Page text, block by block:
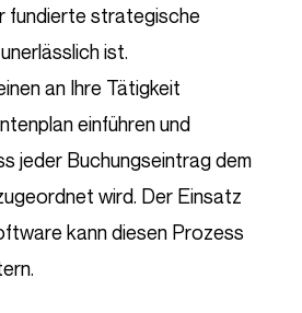
fundierte strategische
ist.
an Ihre Tätigkeit
einführen und
jeder Buchungseintrag dem
wird. Der Einsatz
kann diesen Prozess